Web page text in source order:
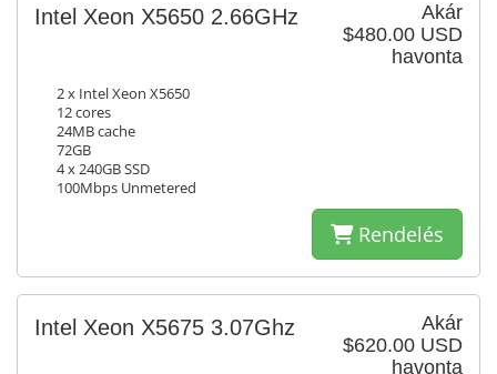
Akár
$480.00 USD
havonta
Intel Xeon X5650 2.66GHz
2 x Intel Xeon X5650
12 cores
24MB cache
72GB
4 x 240GB SSD
100Mbps Unmetered
Rendelés
Akár
$620.00 USD
havonta
Intel Xeon X5675 3.07Ghz